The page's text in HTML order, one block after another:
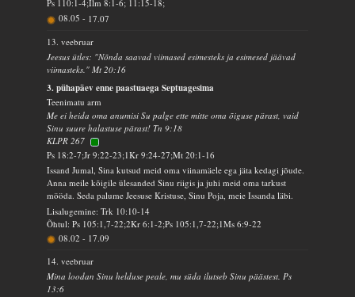
Ps 110:1-4;Ilm 8:1-6; 11:15-18;
08.05 - 17.07
13. veebruar
Jeesus ütles: "Nõnda saavad viimased esimesteks ja esimesed jäävad
viimasteks." Mt 20:16
3. pühapäev enne paastuaega Septuagesima
Teenimatu arm
Me ei heida oma anumisi Su palge ette mitte oma õiguse pärast, vaid
Sinu suure halastuse pärast! Tn 9:18
KLPR 267
Ps 18:2-7;Jr 9:22-23;1Kr 9:24-27;Mt 20:1-16
Issand Jumal, Sina kutsud meid oma viinamäele ega jäta kedagi jõude.
Anna meile kõigile ülesanded Sinu riigis ja juhi meid oma tarkust
mööda. Seda palume Jeesuse Kristuse, Sinu Poja, meie Issanda läbi.
Lisalugemine: Trk 10:10-14
Õhtul: Ps 105:1,7-22;2Kr 6:1-2;Ps 105:1,7-22;1Ms 6:9-22
08.02 - 17.09
14. veebruar
Mina loodan Sinu helduse peale, mu süda ilutseb Sinu päästest. Ps
13:6